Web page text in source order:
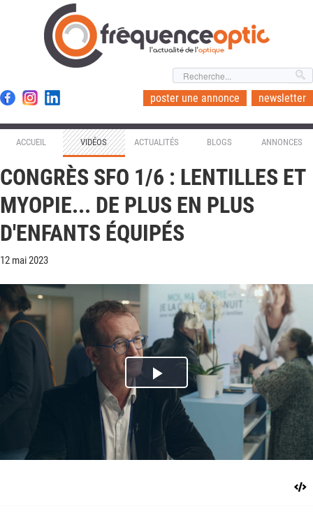
l'actualité de l'optique
poster une annonce newsletter
ACCUEIL VIDÉOS ACTUALITÉS BLOGS ANNONCES
CONGRÈS SFO 1/6 : LENTILLES ET
MYOPIE... DE PLUS EN PLUS
D'ENFANTS ÉQUIPÉS
12 mai 2023
Play
Video